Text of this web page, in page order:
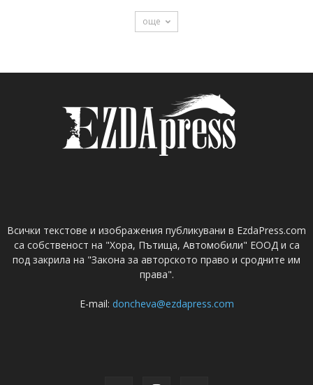
още
Всички текстове и изображения публикувани в EzdaPress.com
са собственост на "Хора, Пътища, Автомобили" ЕООД и са
под закрила на "Закона за авторското право и сродните им
права".
E-mail: doncheva@ezdapress.com